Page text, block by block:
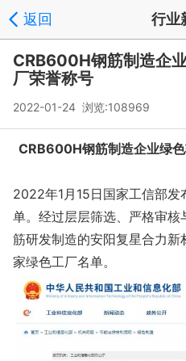
返回 行业
CRB600H钢筋制造企
厂荣誉称号
2022-01-24 浏览:108969
CRB600H钢筋制造企业绿
2022年1月15日国家工信部发
单。经过层层筛选、严格审
筋研发制造的安阳复星合力
家绿色工厂名单。